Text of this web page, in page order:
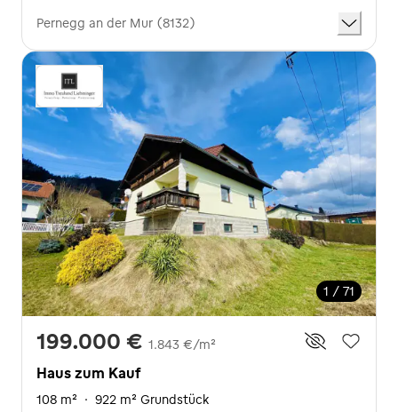
Pernegg an der Mur (8132)
1 / 71
199.000 € 1.843 €/m²
Haus zum Kauf
108 m² · 922 m² Grundstück